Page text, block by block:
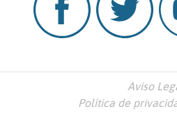
Aviso
Política de